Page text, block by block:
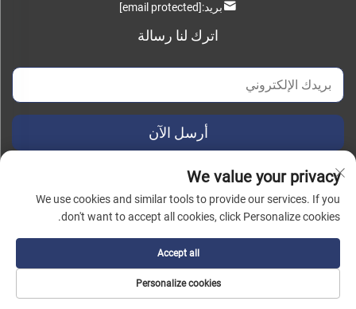
بريد:[email protected]
اترك لنا رسالة
أرسل الآن
المحدودة. جميع الحقوق محفوظة. |
We value your privacy
We use cookies and similar tools to provide our services. If you
don't want to accept all cookies, click Personalize cookies.
Personalize cookies
Accept all